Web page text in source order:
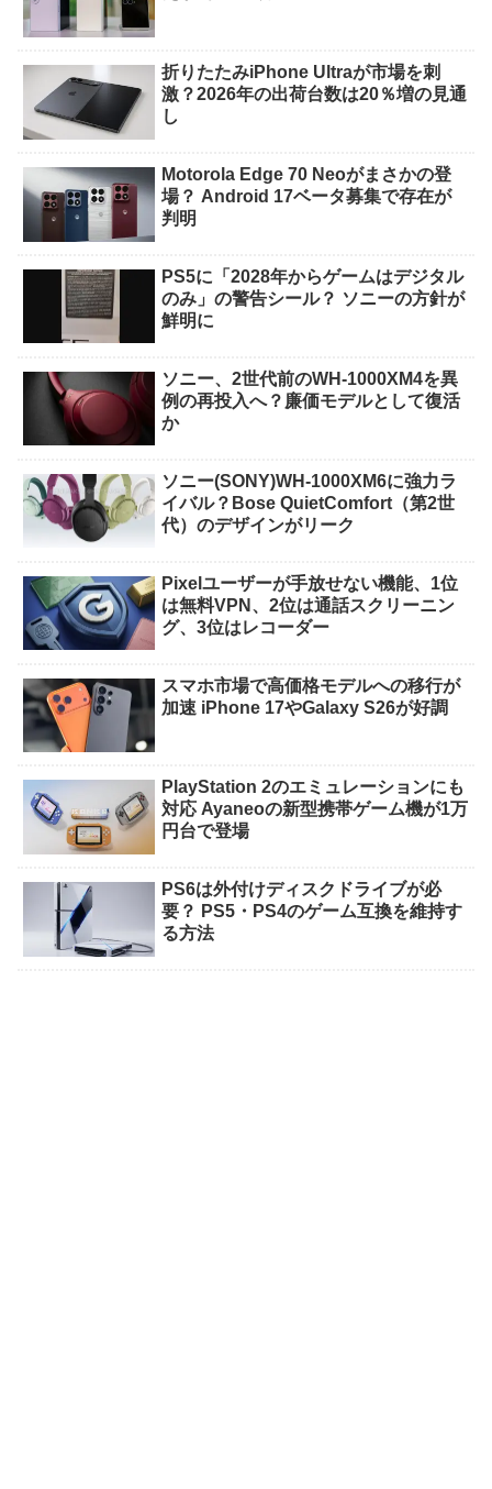
折りたたみiPhone Ultraが市場を刺
激？2026年の出荷台数は20％増の見通
し
Motorola Edge 70 Neoがまさかの登
場？ Android 17ベータ募集で存在が
判明
PS5に「2028年からゲームはデジタル
のみ」の警告シール？ ソニーの方針が
鮮明に
ソニー、2世代前のWH-1000XM4を異
例の再投入へ？廉価モデルとして復活
か
ソニー(SONY)WH-1000XM6に強力ラ
イバル？Bose QuietComfort（第2世
代）のデザインがリーク
Pixelユーザーが手放せない機能、1位
は無料VPN、2位は通話スクリーニン
グ、3位はレコーダー
スマホ市場で高価格モデルへの移行が
加速 iPhone 17やGalaxy S26が好調
PlayStation 2のエミュレーションにも
対応 Ayaneoの新型携帯ゲーム機が1万
円台で登場
PS6は外付けディスクドライブが必
要？ PS5・PS4のゲーム互換を維持す
る方法